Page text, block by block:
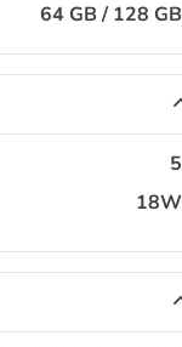
64 GB / 128 GB
5
18W